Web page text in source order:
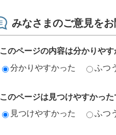
みなさまのご意見を
このページの内容は分かりや
分かりやすかった
ふつ
このページは見つけやすかった
見つけやすかった
ふつ